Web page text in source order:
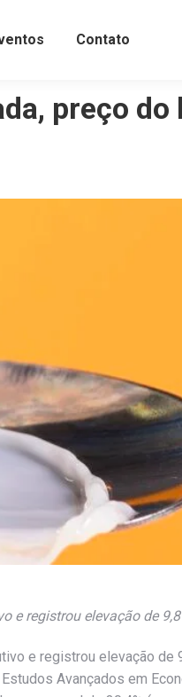
Contato
preço
e registrou elevação de
e registrou elevação de
Avançados em